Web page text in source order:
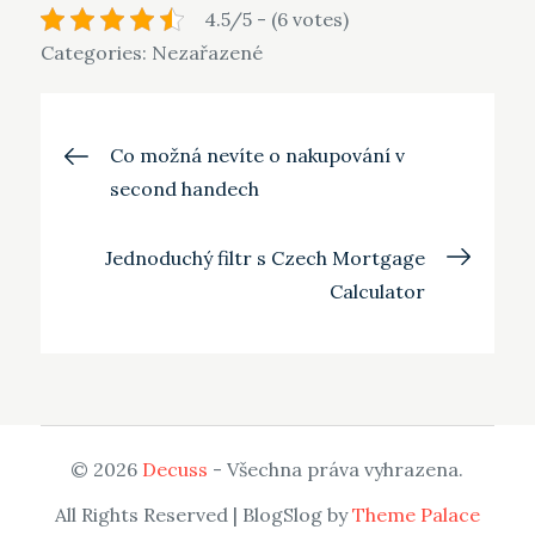
4.5/5 - (6 votes)
Categories: Nezařazené
Navigace
pro
příspěvek
Co možná nevíte o nakupování v
second handech
Jednoduchý filtr s Czech Mortgage
Calculator
© 2026 Decuss - Všechna práva vyhrazena.
All Rights Reserved | BlogSlog byTheme Palace